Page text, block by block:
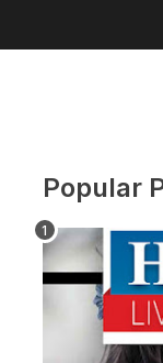
Popular